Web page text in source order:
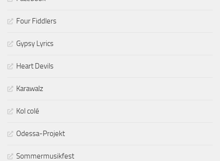
Four Fiddlers
Gypsy Lyrics
Heart Devils
Karawalz
Kol colé
Odessa-Projekt
Sommermusikfest